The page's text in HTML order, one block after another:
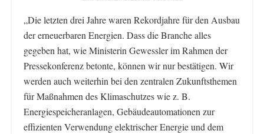
„Die letzten drei Jahre waren Rekordjahre für den Ausbau
der erneuerbaren Energien. Dass die Branche alles
gegeben hat, wie Ministerin Gewessler im Rahmen der
Pressekonferenz betonte, können wir nur bestätigen. Wir
werden auch weiterhin bei den zentralen Zukunftsthemen
für Maßnahmen des Klimaschutzes wie z. B.
Energiespeicheranlagen, Gebäudeautomationen zur
effizienten Verwendung elektrischer Energie und dem